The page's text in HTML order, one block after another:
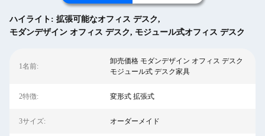
ハイライト: 拡張可能なオフィス デスク,
モダンデザイン オフィス デスク, モジュール式オフィス デスク
1名前:
卸売価格 モダンデザイン オフィス デスク
モジュール式 デスク家具
2特徴: 変形式 拡張式
3サイズ: オーダーメイド